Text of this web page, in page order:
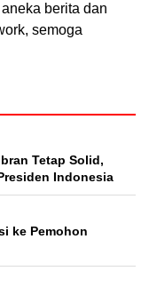
berita dan
semoga
Tetap Solid,
Indonesia
ke Pemohon